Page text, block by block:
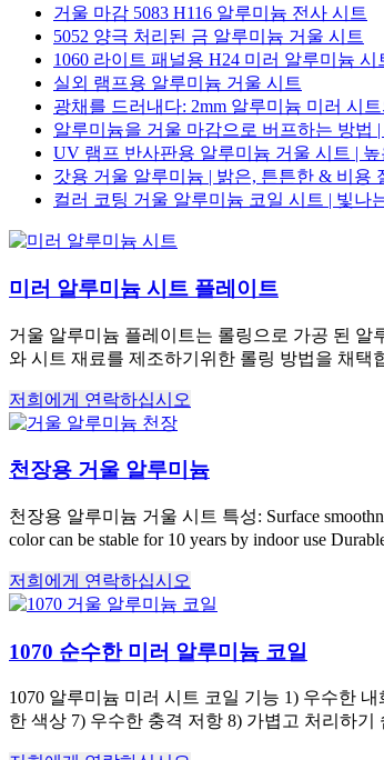
거울 마감 5083 H116 알루미늄 전사 시트
5052 양극 처리된 금 알루미늄 거울 시트
1060 라이트 패널용 H24 미러 알루미늄 시
실외 램프용 알루미늄 거울 시트
광채를 드러내다: 2mm 알루미늄 미러 시
알루미늄을 거울 마감으로 버프하는 방법 |
UV 램프 반사판용 알루미늄 거울 시트 |
갓용 거울 알루미늄 | 밝은, 튼튼한 & 비용
컬러 코팅 거울 알루미늄 코일 시트 | 빛나
미러 알루미늄 시트 플레이트
거울 알루미늄 플레이트는 롤링으로 가공 된
와 시트 재료를 제조하기위한 롤링 방법을 채택
저희에게 연락하십시오
천장용 거울 알루미늄
천장용 알루미늄 거울 시트 특성: Surface
color can be stable for10 years by indoor use
저희에게 연락하십시오
1070 순수한 미러 알루미늄 코일
1070 알루미늄 미러 시트 코일 기능 1) 우수한
한 색상 7) 우수한 충격 저항 8) 가볍고 처리하